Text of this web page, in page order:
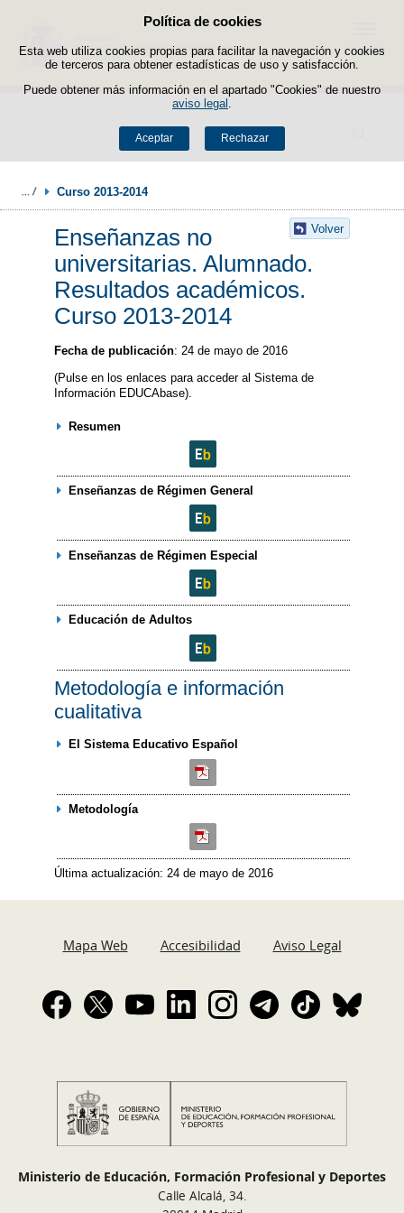
Política de cookies
Esta web utiliza cookies propias para facilitar la navegación y cookies
de terceros para obtener estadísticas de uso y satisfacción.
Puede obtener más información en el apartado "Cookies" de nuestro
aviso legal
Aceptar Rechazar
Saltar al contenido
Buscador
Menú
Curso 2013-2014
Volver
Enseñanzas no
universitarias. Alumnado.
Resultados académicos.
Curso 2013-2014
Fecha de publicación: 24 de mayo de 2016
(Pulse en los enlaces para acceder al Sistema de
Información EDUCAbase).
Resumen
Enseñanzas de Régimen General
Enseñanzas de Régimen Especial
Educación de Adultos
Metodología e información
cualitativa
El Sistema Educativo Español
Metodología
Última actualización: 24 de mayo de 2016
Mapa Web Accesibilidad Aviso Legal
Ministerio de Educación, Formación Profesional y Deportes
Calle Alcalá, 34.